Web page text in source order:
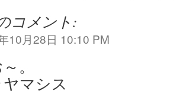
コメント:
10月28日 10:10 PM
。
マシス